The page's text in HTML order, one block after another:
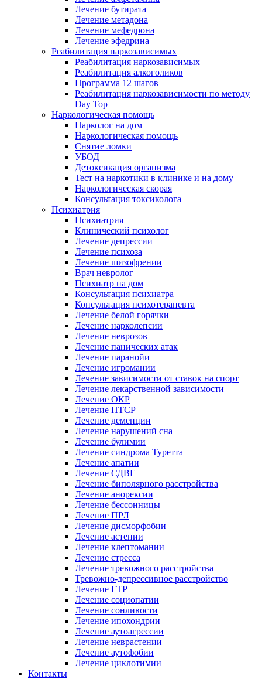
Лечение бутирата
Лечение метадона
Лечение мефедрона
Лечение эфедрина
Реабилитация наркозависимых
Реабилитация наркозависимых
Реабилитация алкоголиков
Программа 12 шагов
Реабилитация наркозависимости по методу
Day Top
Наркологическая помощь
Нарколог на дом
Наркологическая помощь
Снятие ломки
УБОД
Детоксикация организма
Тест на наркотики в клинике и на дому
Наркологическая скорая
Консультация токсиколога
Психиатрия
Психиатрия
Клинический психолог
Лечение депрессии
Лечение психоза
Лечение шизофрении
Врач невролог
Психиатр на дом
Консультация психиатра
Консультация психотерапевта
Лечение белой горячки
Лечение нарколепсии
Лечение неврозов
Лечение панических атак
Лечение паранойи
Лечение игромании
Лечение зависимости от ставок на спорт
Лечение лекарственной зависимости
Лечение ОКР
Лечение ПТСР
Лечение деменции
Лечение нарушений сна
Лечение булимии
Лечение синдрома Туретта
Лечение апатии
Лечение СДВГ
Лечение биполярного расстройства
Лечение анорексии
Лечение бессонницы
Лечение ПРЛ
Лечение дисморфобии
Лечение астении
Лечение клептомании
Лечение стресса
Лечение тревожного расстройства
Тревожно-депрессивное расстройство
Лечение ГТР
Лечение социопатии
Лечение сонливости
Лечение ипохондрии
Лечение аутоагрессии
Лечение неврастении
Лечение аутофобии
Лечение циклотимии
Контакты